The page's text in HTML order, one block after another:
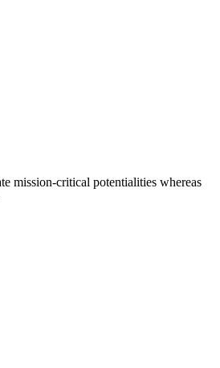
mission-critical potentialities whereas